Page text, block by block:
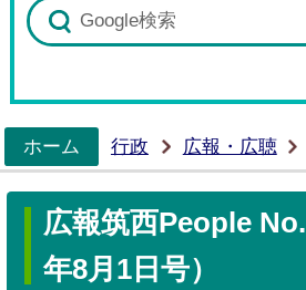
ホーム
行政 広報・広聴
広報筑西People
年8月1日号）